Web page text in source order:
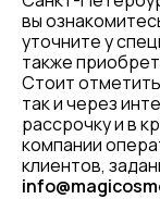
вы
уточните у
также
Стоит
так и через
рассрочку и в
компании
клиентов,